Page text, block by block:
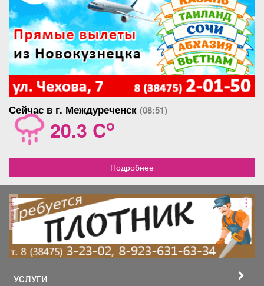
квартира теплая! Цена
очень хорошая для
инвестиций и под себя !
Собственник один долгов
нет, прописанных нет! Для
тех кто понимает разницу
жить в панельном доме или
кирпичном, а она есть,
оценит наше предложения.
Сейчас в г. Междуреченск (08:51)
20.3 Co
Подробнее
реклама
УСЛУГИ